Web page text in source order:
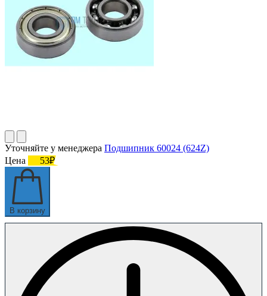
Уточняйте у менеджера Подшипник 60024 (624Z)
Цена
53₽
В корзину